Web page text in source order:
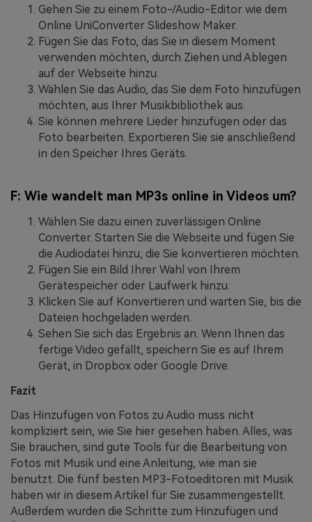
Gehen Sie zu einem Foto-/Audio-Editor wie dem
Online UniConverter Slideshow Maker.
Fügen Sie das Foto, das Sie in diesem Moment
verwenden möchten, durch Ziehen und Ablegen
auf der Webseite hinzu.
Wählen Sie das Audio, das Sie dem Foto hinzufügen
möchten, aus Ihrer Musikbibliothek aus.
Sie können mehrere Lieder hinzufügen oder das
Foto bearbeiten. Exportieren Sie sie anschließend
in den Speicher Ihres Geräts.
F: Wie wandelt man MP3s online in Videos um?
Wählen Sie dazu einen zuverlässigen Online
Converter. Starten Sie die Webseite und fügen Sie
die Audiodatei hinzu, die Sie konvertieren möchten.
Fügen Sie ein Bild Ihrer Wahl von Ihrem
Gerätespeicher oder Laufwerk hinzu.
Klicken Sie auf Konvertieren und warten Sie, bis die
Dateien hochgeladen werden.
Sehen Sie sich das Ergebnis an. Wenn Ihnen das
fertige Video gefällt, speichern Sie es auf Ihrem
Gerät, in Dropbox oder Google Drive.
Fazit
Das Hinzufügen von Fotos zu Audio muss nicht
kompliziert sein, wie Sie hier gesehen haben. Alles, was
Sie brauchen, sind gute Tools für die Bearbeitung von
Fotos mit Musik und eine Anleitung, wie man sie
benutzt. Die fünf besten MP3-Fotoeditoren mit Musik
haben wir in diesem Artikel für Sie zusammengestellt.
Außerdem wurden die Schritte zum Hinzufügen und